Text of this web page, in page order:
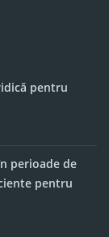
pentru
perioade de
pentru